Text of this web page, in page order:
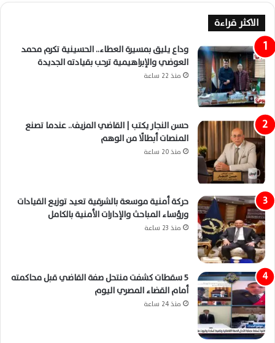
الاكثر قراءة
وداع يليق بمسيرة العطاء.. الحسينية تكرم محمد
العوضي والإبراهيمية ترحب بقيادته الجديدة
منذ 22 ساعة
حسن النجار يكتب | القاضي المزيف.. عندما تصنع
المنصات أبطالًا من الوهم
منذ 20 ساعة
حركة أمنية موسعة بالشرقية تعيد توزيع القيادات
ورؤساء المباحث والإدارات الأمنية بالكامل
منذ 23 ساعة
5 سقطات كشفت منتحل صفة القاضي قبل محاكمته
أمام القضاء المصري اليوم
منذ 24 ساعة